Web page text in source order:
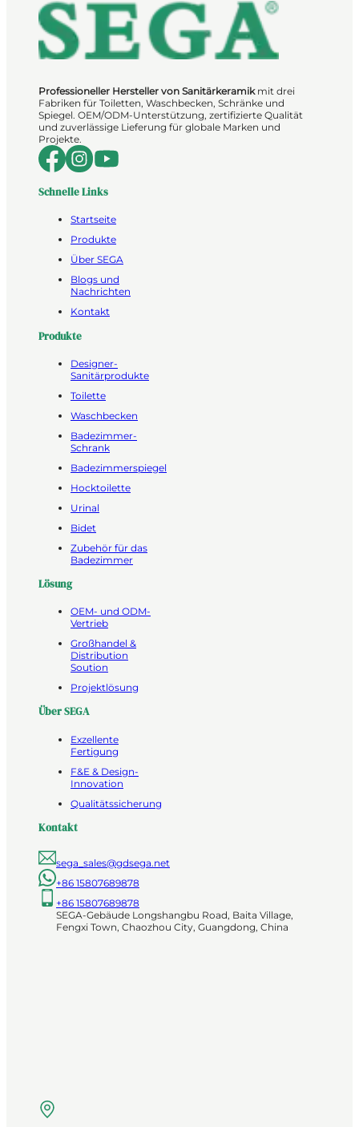
Professioneller Hersteller von Sanitärkeramikmit drei
Fabriken für Toiletten, Waschbecken, Schränke und
Spiegel. OEM/ODM-Unterstützung, zertifizierte Qualität
und zuverlässige Lieferung für globale Marken und
Projekte.
Schnelle Links
Startseite
Produkte
Über SEGA
Blogs und
Nachrichten
Kontakt
Produkte
Designer-
Sanitärprodukte
Toilette
Waschbecken
Badezimmer-
Schrank
Badezimmerspiegel
Hocktoilette
Urinal
Bidet
Zubehör für das
Badezimmer
Lösung
OEM- und ODM-
Vertrieb
Großhandel &
Distribution
Soution
Projektlösung
Über SEGA
Exzellente
Fertigung
F&E & Design-
Innovation
Qualitätssicherung
Kontakt
sega_sales@gdsega.net
+86 15807689878
+86 15807689878
SEGA-Gebäude Longshangbu Road, Baita Village,
Fengxi Town, Chaozhou City, Guangdong, China